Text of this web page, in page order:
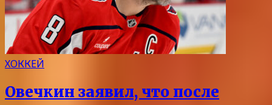
ХОККЕЙ
Овечкин заявил, что после